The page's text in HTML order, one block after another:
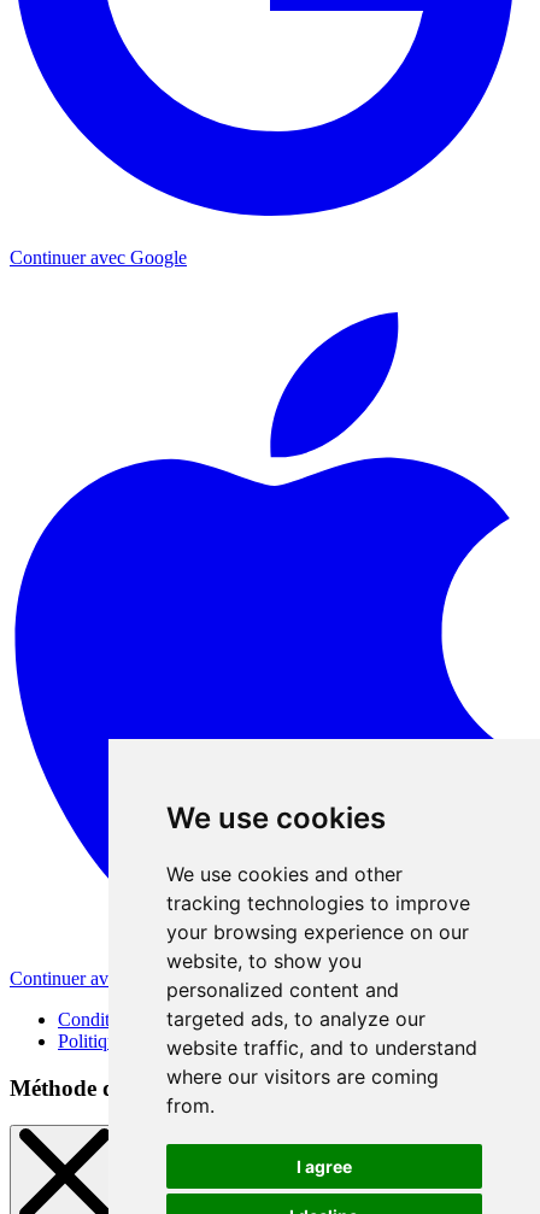
We use cookies
We use cookies and other
tracking technologies to improve
your browsing experience on our
website, to show you
personalized content and
targeted ads, to analyze our
website traffic, and to understand
where our visitors are coming
from.
I agree
Continuer avec Google
Continuer avec Apple
Conditions d'utilisation
Politique de confidentialité
Méthode d'inscription